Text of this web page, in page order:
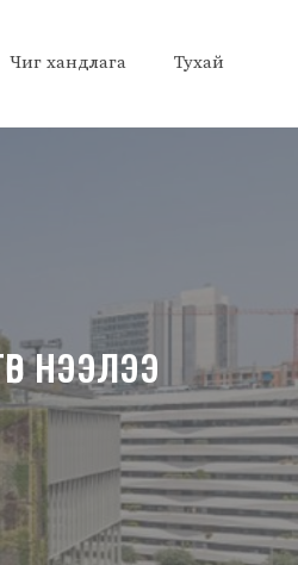
Чиг хандлага Тухай
нээлээ